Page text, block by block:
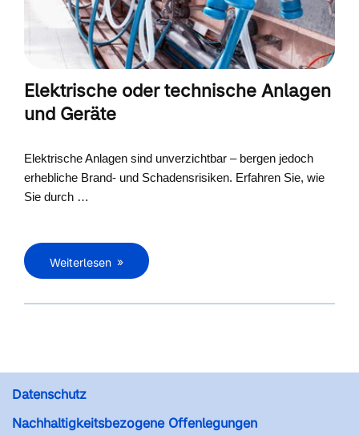
Elektrische oder technische Anlagen
und Geräte
Elektrische Anlagen sind unverzichtbar – bergen jedoch
erhebliche Brand- und Schadensrisiken. Erfahren Sie, wie
Sie durch …
Weiterlesen
Datenschutz
Nachhaltigkeitsbezogene Offenlegungen